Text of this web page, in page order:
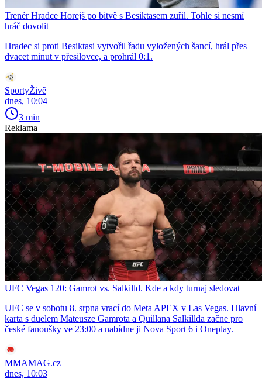
Trenér Hradce Horejš po bitvě s Besiktasem zuřil. Tohle si nesmí
hráč dovolit
Hradec si proti Besiktasi vytvořil řadu vyložených šancí, hrál přes
dvacet minut v přesilovce, a prohrál 0:1.
SportyŽivě
dnes, 10:04
3 min
Reklama
UFC Vegas 120: Gamrot vs. Salkilld. Kde a kdy turnaj sledovat
UFC se v sobotu 8. srpna vrací do Meta APEX v Las Vegas. Hlavní
karta s duelem Mateusze Gamrota a Quillana Salkillda začne pro
české fanoušky ve 23:00 a nabídne ji Nova Sport 6 i Oneplay.
MMAMAG.cz
dnes, 10:03